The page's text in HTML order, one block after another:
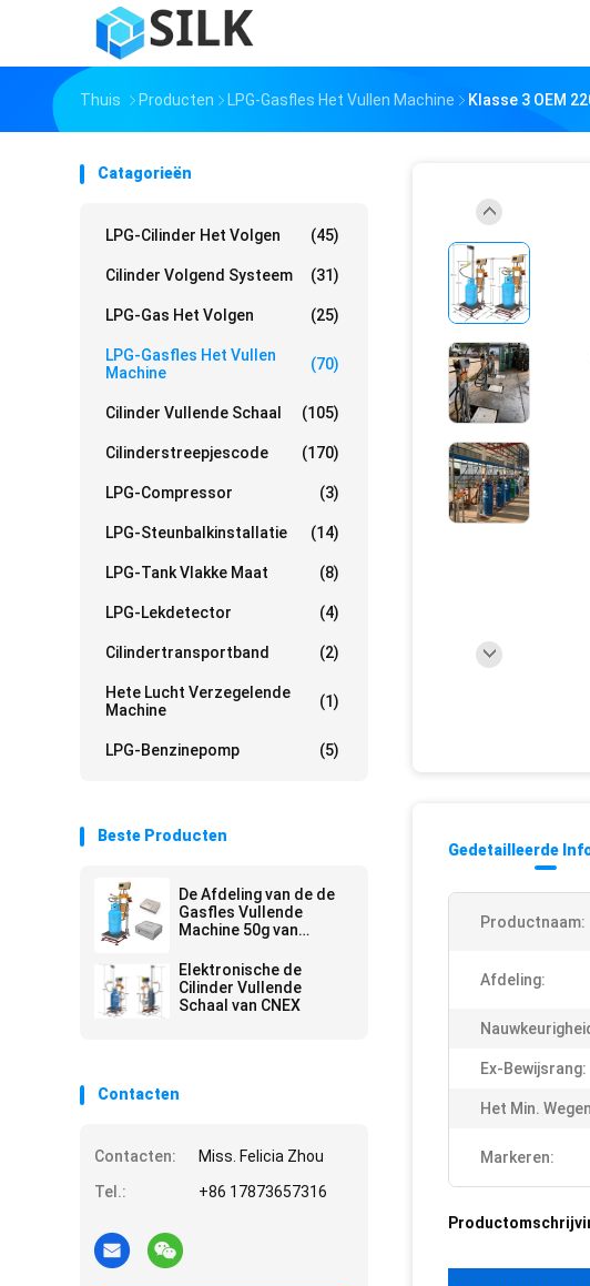
Thuis Producten LPG-Gasfles Het Vullen Machine Klasse 3 OEM
Catagorieën
LPG-Cilinder Het Volgen (45)
Cilinder Volgend Systeem (31)
LPG-Gas Het Volgen (25)
LPG-Gasfles Het Vullen
Machine
(70)
Cilinder Vullende Schaal (105)
Cilinderstreepjescode (170)
LPG-Compressor (3)
LPG-Steunbalkinstallatie (14)
LPG-Tank Vlakke Maat (8)
LPG-Lekdetector (4)
Cilindertransportband (2)
Hete Lucht Verzegelende
Machine
(1)
LPG-Benzinepomp (5)
Beste Producten
De Afdeling van de de
Gasfles Vullende
Machine 50g van
Elektronische de
Cilinder Vullende
Schaal van CNEX
Contacten
Contacten:
Miss. Felicia Zhou
Tel.:
+86 17873657316
Gedetailleerde
Productnaam:
Afdeling:
Ex-Bewijsrang:
Het Min.
Markeren: